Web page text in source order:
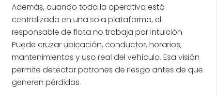
Además, cuando toda la operativa está
centralizada en una sola plataforma, el
responsable de flota no trabaja por intuición.
Puede cruzar ubicación, conductor, horarios,
mantenimientos y uso real del vehículo. Esa visión
permite detectar patrones de riesgo antes de que
generen pérdidas.